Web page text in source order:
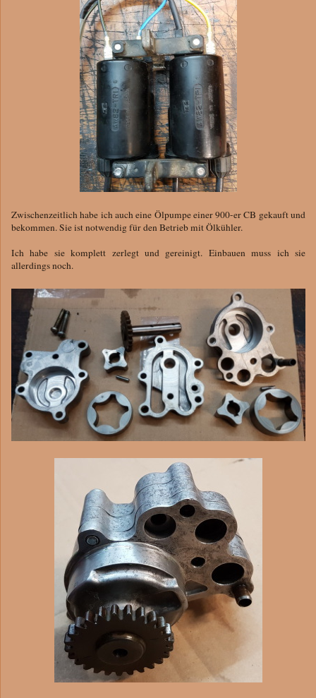
Zwischenzeitlich habe ich auch eine Ölpumpe einer 900-er CB gekauft und
bekommen. Sie ist notwendig für den Betrieb mit Ölkühler.
Ich habe sie komplett zerlegt und gereinigt. Einbauen muss ich sie
allerdings noch.